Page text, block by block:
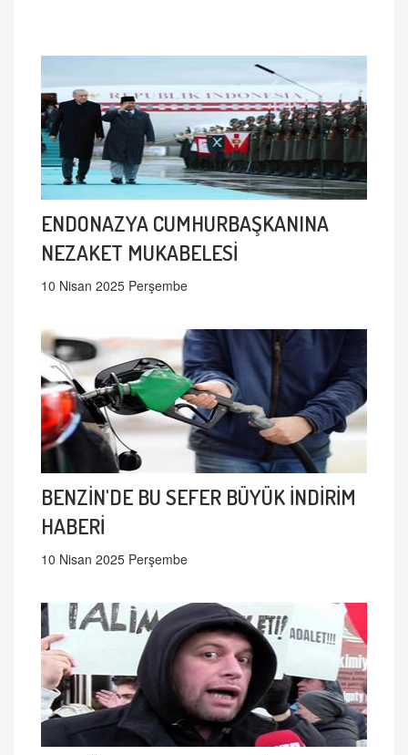
ENDONAZYA CUMHURBAŞKANINA
NEZAKET MUKABELESİ
10 Nisan 2025 Perşembe
BENZİN'DE BU SEFER BÜYÜK İNDİRİM
HABERİ
10 Nisan 2025 Perşembe